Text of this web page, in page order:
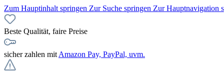
Zum Hauptinhalt springen Zur Suche springen Zur Hauptnavigation
Beste Qualität, faire Preise
sicher zahlen mit Amazon Pay, PayPal, uvm.